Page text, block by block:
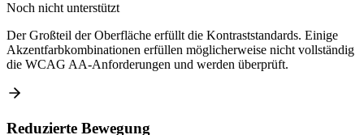
Noch nicht unterstützt
Der Großteil der Oberfläche erfüllt die Kontraststandards. Einige
Akzentfarbkombinationen erfüllen möglicherweise nicht vollständig
die WCAG AA-Anforderungen und werden überprüft.
Reduzierte Bewegung